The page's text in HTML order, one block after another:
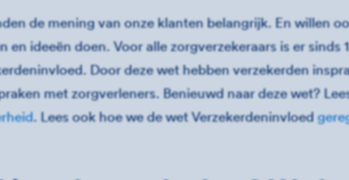
de mening van onze klanten belangrijk. En willen
en ideeën doen. Voor alle zorgverzekeraars is er sinds
Door deze wet hebben verzekerden
met zorgverleners. Benieuwd naar deze wet?
. Lees ook hoe we de wet Verzekerdeninvloed